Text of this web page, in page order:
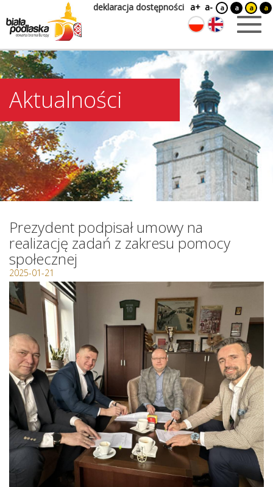
deklaracja dostępności a+ a- a a a a
Aktualności
Prezydent podpisał umowy na
realizację zadań z zakresu pomocy
społecznej
2025-01-21